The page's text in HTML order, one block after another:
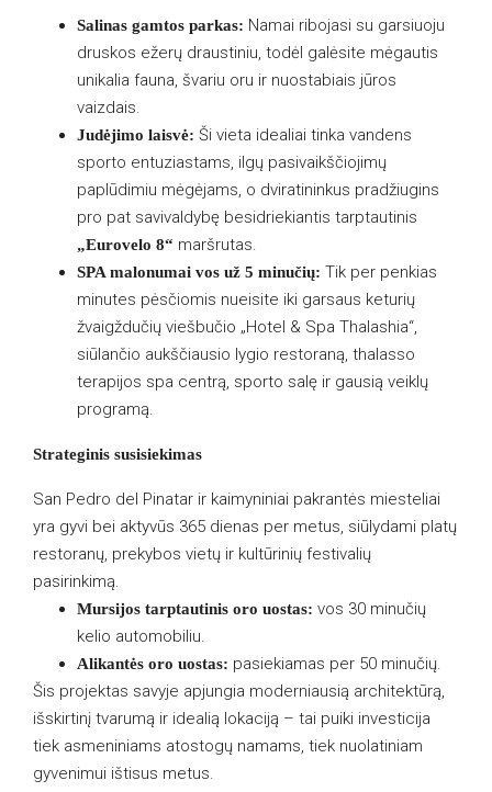
Salinas gamtos parkas: Namai ribojasi su garsiuoju
druskos ežerų draustiniu, todėl galėsite mėgautis
unikalia fauna, švariu oru ir nuostabiais jūros
vaizdais.
Judėjimo laisvė: Ši vieta idealiai tinka vandens
sporto entuziastams, ilgų pasivaikščiojimų
paplūdimiu mėgėjams, o dviratininkus pradžiugins
pro pat savivaldybę besidriekiantis tarptautinis
„Eurovelo 8“ maršrutas.
SPA malonumai vos už 5 minučių: Tik per penkias
minutes pėsčiomis nueisite iki garsaus keturių
žvaigždučių viešbučio „Hotel & Spa Thalashia“,
siūlančio aukščiausio lygio restoraną, thalasso
terapijos spa centrą, sporto salę ir gausią veiklų
programą.
Strateginis susisiekimas
San Pedro del Pinatar ir kaimyniniai pakrantės miesteliai
yra gyvi bei aktyvūs 365 dienas per metus, siūlydami platų
restoranų, prekybos vietų ir kultūrinių festivalių
pasirinkimą.
Mursijos tarptautinis oro uostas: vos 30 minučių
kelio automobiliu.
Alikantės oro uostas: pasiekiamas per 50 minučių.
Šis projektas savyje apjungia moderniausią architektūrą,
išskirtinį tvarumą ir idealią lokaciją – tai puiki investicija
tiek asmeniniams atostogų namams, tiek nuolatiniam
gyvenimui ištisus metus.